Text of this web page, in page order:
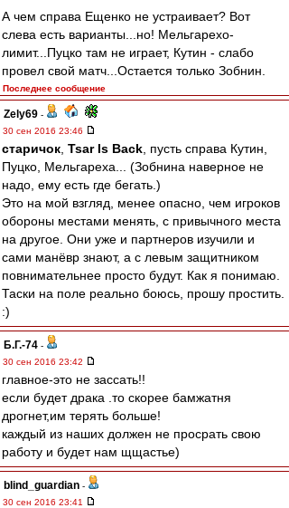
А чем справа Ещенко не устраивает? Вот
слева есть варианты...но! Мельгарехо-
лимит...Пуцко там не играет, Кутин - слабо
провел свой матч...Остается только Зобнин.
Последнее сообщение
Zely69 -
30 сен 2016 23:46
старичок Tsar Is Back , пусть справа Кутин,
Пуцко, Мельгареха... (Зобнина наверное не
надо, ему есть где бегать.)
Это на мой взгляд, менее опасно, чем игроков
обороны местами менять, с привычного места
на другое. Они уже и партнеров изучили и
сами манёвр знают, а с левым защитником
повнимательнее просто будут. Как я понимаю.
Таски на поле реально боюсь, прошу простить.
:)
Б.Г.-74 -
30 сен 2016 23:42
главное-это не зассать!!
если будет драка .то скорее бамжатня
дрогнет,им терять больше!
каждый из наших должен не просрать свою
работу и будет нам щщастье)
blind_guardian -
30 сен 2016 23:41